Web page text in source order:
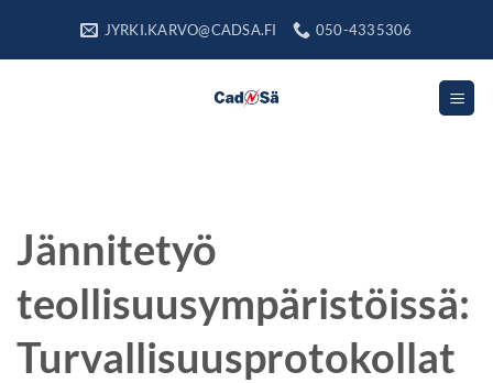
JYRKI.KARVO@CADSA.FI 050-4335306
Jännitetyö
teollisuusympäristöissä:
Turvallisuusprotokollat